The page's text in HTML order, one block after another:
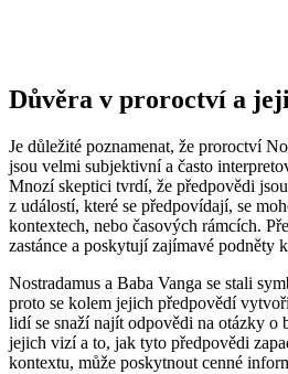
Důvěra v proroctví a
Je důležité poznamenat, že proroctví
jsou velmi subjektivní a často
Mnozí skeptici tvrdí, že předpovědi jsou
z událostí, které se předpovídají, se
kontextech, nebo časových rámcích.
zastánce a poskytují zajímavé podněty
Nostradamus a Baba Vanga se stali
proto se kolem jejich předpovědí
lidí se snaží najít odpovědi na otázky o
jejich vizí a to, jak tyto předpovědi
kontextu, může poskytnout cenné